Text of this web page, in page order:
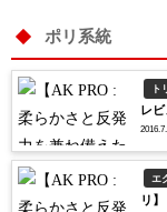
ポリ系統
ト
レ
エ
リ